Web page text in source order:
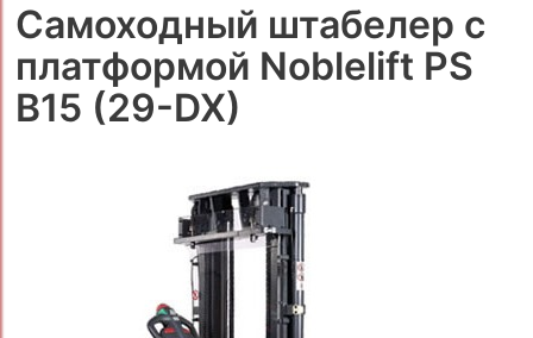
Самоходный штабелер с
платформой Noblelift PS
B15 (29-DX)